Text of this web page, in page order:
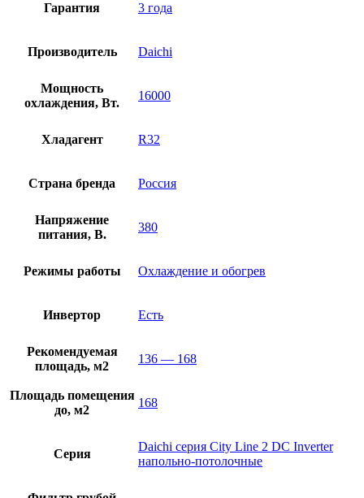
Гарантия 3 года
Производитель Daichi
Мощность
охлаждения, Вт.
16000
Хладагент R32
Страна бренда Россия
Напряжение
питания, В.
380
Режимы работы Охлаждение и обогрев
Инвертор Есть
Рекомендуемая
площадь, м2
136 — 168
Площадь помещения
до, м2
168
Серия
Daichi серия City Line 2 DC Inverter
напольно-потолочные